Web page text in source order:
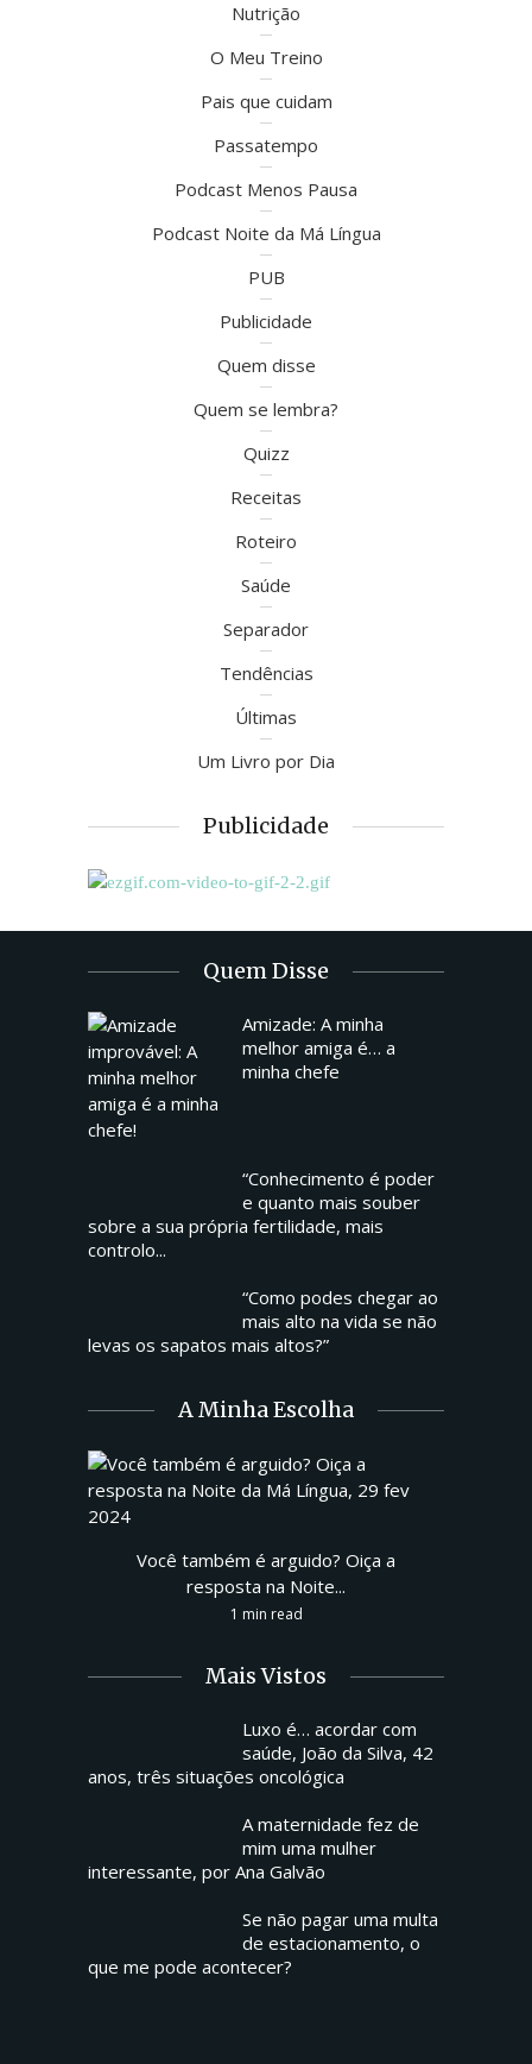
Nutrição
O Meu Treino
Pais que cuidam
Passatempo
Podcast Menos Pausa
Podcast Noite da Má Língua
PUB
Publicidade
Quem disse
Quem se lembra?
Quizz
Receitas
Roteiro
Saúde
Separador
Tendências
Últimas
Um Livro por Dia
Publicidade
Quem Disse
Amizade: A minha
melhor amiga é… a
minha chefe
“Conhecimento é poder
e quanto mais souber
sobre a sua própria fertilidade, mais
controlo...
“Como podes chegar ao
mais alto na vida se não
levas os sapatos mais altos?”
A Minha Escolha
Você também é arguido? Oiça a
resposta na Noite...
1 min read
Mais Vistos
Luxo é… acordar com
saúde, João da Silva, 42
anos, três situações oncológica
A maternidade fez de
mim uma mulher
interessante, por Ana Galvão
Se não pagar uma multa
de estacionamento, o
que me pode acontecer?